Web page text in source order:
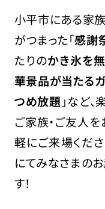
小平市にある家
がつまった「感謝
たりのかき氷を
華景品が当たる
つめ放題 」など
ご家族・ご友人
軽にご来場くださ
にてみなさまの
す！